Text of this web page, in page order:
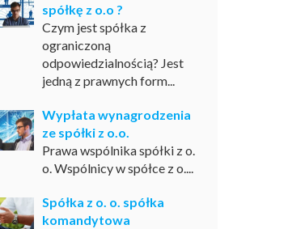
spółkę z o.o ?
Czym jest spółka z
ograniczoną
odpowiedzialnością? Jest
jedną z prawnych form...
Wypłata wynagrodzenia
ze spółki z o.o.
Prawa wspólnika spółki z o.
o. Wspólnicy w spółce z o....
Spółka z o. o. spółka
komandytowa